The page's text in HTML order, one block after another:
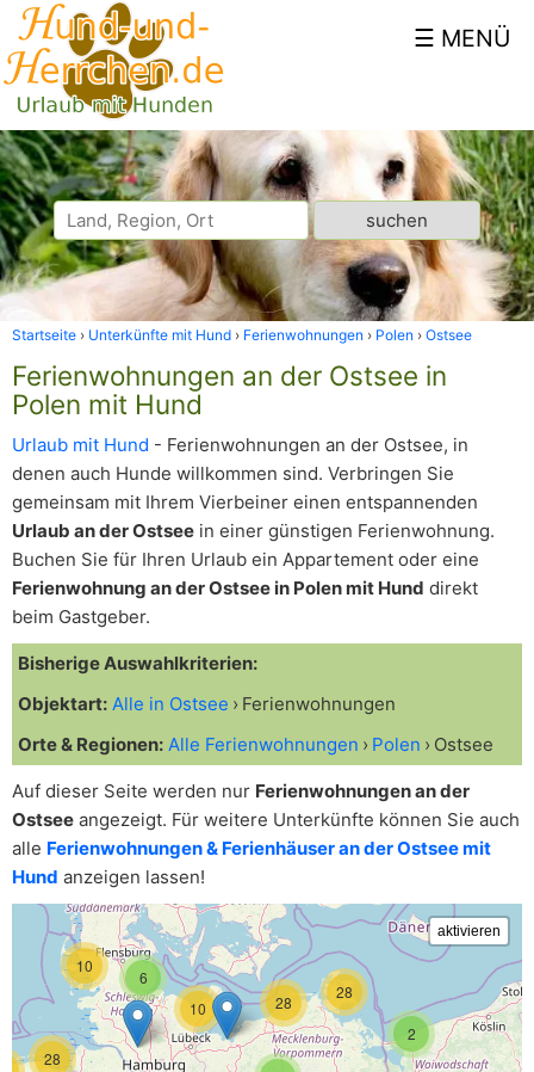
Startseite Unterkünfte mit Hund Ferienwohnungen Polen Ostsee
Ferienwohnungen an der Ostsee in
Polen mit Hund
Urlaub mit Hund - Ferienwohnungen an der Ostsee, in
denen auch Hunde willkommen sind. Verbringen Sie
gemeinsam mit Ihrem Vierbeiner einen entspannenden
Urlaub an der Ostsee in einer günstigen Ferienwohnung.
Buchen Sie für Ihren Urlaub ein Appartement oder eine
Ferienwohnung an der Ostsee in Polen mit Hund direkt
beim Gastgeber.
Bisherige Auswahlkriterien:
Objektart: Alle in Ostsee
Ferienwohnungen
Orte & Regionen: Alle Ferienwohnungen Polen Ostsee
Auf dieser Seite werden nur Ferienwohnungen an der
Ostsee angezeigt. Für weitere Unterkünfte können Sie auch
alle Ferienwohnungen & Ferienhäuser an der Ostsee mit
Hund anzeigen lassen!
2
10
28
28
28
6
10